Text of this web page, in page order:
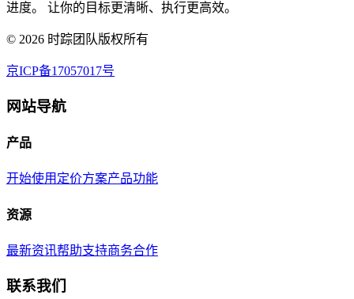
进度。 让你的目标更清晰、执行更高效。
© 2026 时踪团队版权所有
京ICP备17057017号
网站导航
产品
开始使用 定价方案产品功能
资源
最新资讯帮助支持商务合作
联系我们